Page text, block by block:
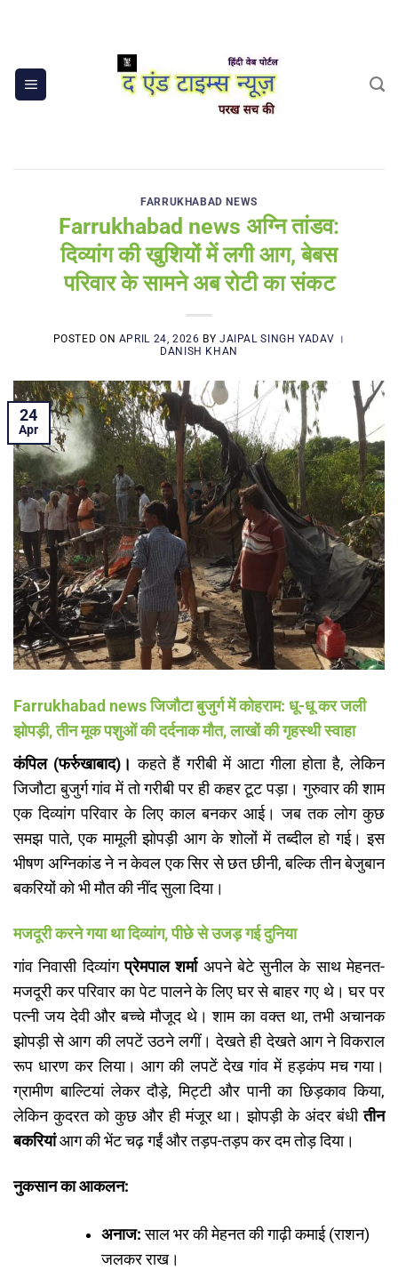
FARRUKHABAD NEWS
Farrukhabad news अग्नि तांडव:
दिव्यांग की खुशियों में लगी आग, बेबस
परिवार के सामने अब रोटी का संकट
POSTED ON APRIL 24, 2026 BY JAIPAL SINGH YADAV ।
DANISH KHAN
24
Apr
Farrukhabad news जिजौटा बुजुर्ग में कोहराम: धू-धू कर जली
झोपड़ी, तीन मूक पशुओं की दर्दनाक मौत, लाखों की गृहस्थी स्वाहा
कंपिल (फर्रुखाबाद)। कहते हैं गरीबी में आटा गीला होता है, लेकिन
जिजौटा बुजुर्ग गांव में तो गरीबी पर ही कहर टूट पड़ा। गुरुवार की शाम
एक दिव्यांग परिवार के लिए काल बनकर आई। जब तक लोग कुछ
समझ पाते, एक मामूली झोपड़ी आग के शोलों में तब्दील हो गई। इस
भीषण अग्निकांड ने न केवल एक सिर से छत छीनी, बल्कि तीन बेजुबान
बकरियों को भी मौत की नींद सुला दिया।
मजदूरी करने गया था दिव्यांग, पीछे से उजड़ गई दुनिया
​गांव निवासी दिव्यांगप्रेमपाल शर्माअपने बेटे सुनील के साथ मेहनत-
मजदूरी कर परिवार का पेट पालने के लिए घर से बाहर गए थे। घर पर
पत्नी जय देवी और बच्चे मौजूद थे। शाम का वक्त था, तभी अचानक
झोपड़ी से आग की लपटें उठने लगीं। देखते ही देखते आग ने विकराल
रूप धारण कर लिया। आग की लपटें देख गांव में हड़कंप मच गया।
ग्रामीण बाल्टियां लेकर दौड़े, मिट्टी और पानी का छिड़काव किया,
लेकिन कुदरत को कुछ और ही मंजूर था। झोपड़ी के अंदर बंधीतीन
बकरियांआग की भेंट चढ़ गईं और तड़प-तड़प कर दम तोड़ दिया।
नुकसान का आकलन:
अनाज: साल भर की मेहनत की गाढ़ी कमाई (राशन)
जलकर राख।